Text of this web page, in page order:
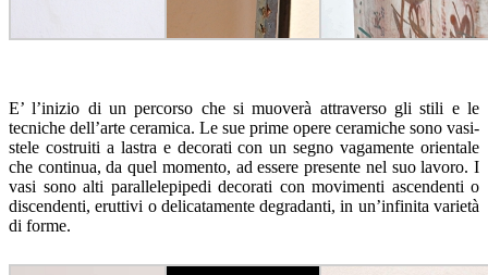
E’ l’inizio di un percorso che si muoverà attraverso gli stili e le
tecniche dell’arte ceramica. Le sue prime opere ceramiche sono vasi-
stele costruiti a lastra e decorati con un segno vagamente orientale
che continua, da quel momento, ad essere presente nel suo lavoro. I
vasi sono alti parallelepipedi decorati con movimenti ascendenti o
discendenti, eruttivi o delicatamente degradanti, in un’infinita varietà
di forme.